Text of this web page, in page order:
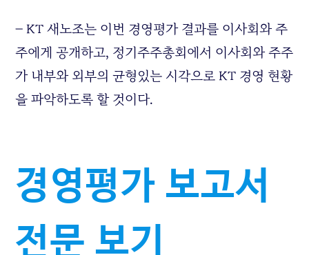
– KT 새노조는 이번 경영평가 결과를 이사회와 주
주에게 공개하고, 정기주주총회에서 이사회와 주주
가 내부와 외부의 균형있는 시각으로 KT 경영 현황
을 파악하도록 할 것이다.
경영평가 보고서
전문 보기